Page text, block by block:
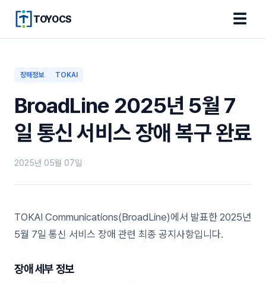
TOYOCS ☰
장해정보 TOKAI
BroadLine 2025년 5월 7
일 통신 서비스 장애 복구 완료
2025년 05월 07일
TOKAI Communications(BroadLine)에서 발표한 2025년
5월 7일 통신 서비스 장애 관련 최종 공지사항입니다.
장애 세부 정보